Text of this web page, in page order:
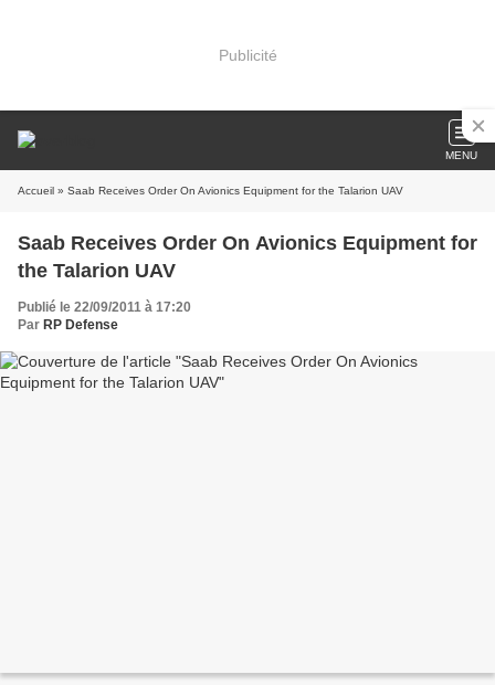
Publicité
MENU
Accueil » Saab Receives Order On Avionics Equipment for the Talarion UAV
Saab Receives Order On Avionics Equipment for
the Talarion UAV
Publié le 22/09/2011 à 17:20
Par RP Defense